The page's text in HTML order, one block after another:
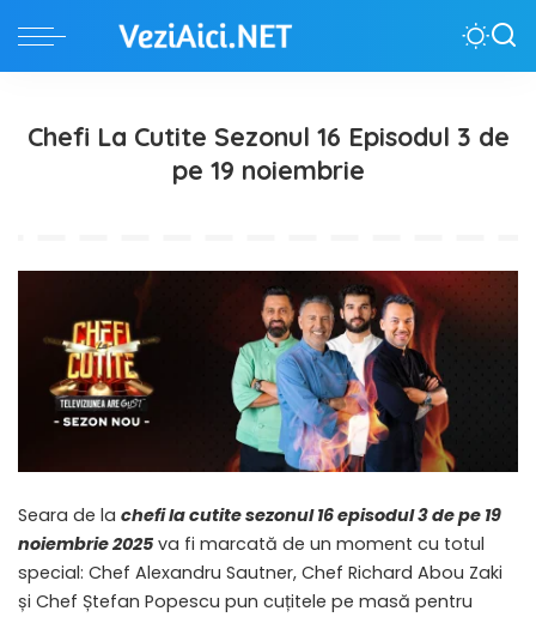
Chefi La Cutite Sezonul 16 Episodul 3 de
pe 19 noiembrie
Seara de la chefi la cutite sezonul 16 episodul 3 de pe 19
noiembrie 2025 va fi marcată de un moment cu totul
special: Chef Alexandru Sautner, Chef Richard Abou Zaki
și Chef Ștefan Popescu pun cuțitele pe masă pentru